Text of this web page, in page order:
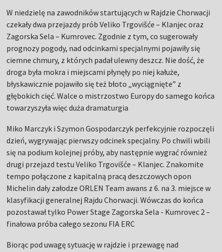
W niedzielę na zawodników startujących w Rajdzie Chorwacji
czekały dwa przejazdy prób Veliko Trgovišće – Klanjec oraz
Zagorska Sela – Kumrovec. Zgodnie z tym, co sugerowały
prognozy pogody, nad odcinkami specjalnymi pojawiły się
ciemne chmury, z których padał ulewny deszcz. Nie dość, że
droga była mokra i miejscami płynęły po niej kałuże,
błyskawicznie pojawiło się też błoto „wyciągnięte” z
głębokich cięć. Walce o mistrzostwo Europy do samego końca
towarzyszyła więc duża dramaturgia
Miko Marczyk i Szymon Gospodarczyk perfekcyjnie rozpoczęli
dzień, wygrywając pierwszy odcinek specjalny. Po chwili wbili
się na podium kolejnej próby, aby następnie wygrać również
drugi przejazd testu Veliko Trgovišće – Klanjec. Znakomite
tempo połączone z kapitalną pracą deszczowych opon
Michelin dały załodze ORLEN Team awans z 6. na 3. miejsce w
klasyfikacji generalnej Rajdu Chorwacji. Wówczas do końca
pozostawał tylko Power Stage Zagorska Sela - Kumrovec 2 –
finałowa próba całego sezonu FIA ERC
Biorąc pod uwagę sytuację w rajdzie i przewagę nad